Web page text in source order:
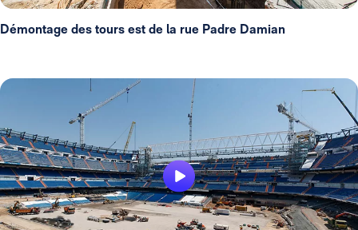
Démontage des tours est de la rue Padre Damian